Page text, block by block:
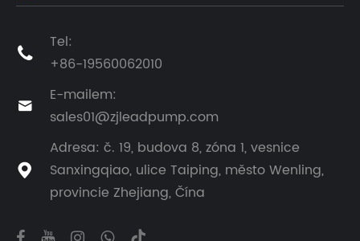

Tel:
+86-19560062010

E-mailem:
sales01@zjleadpump.com

Adresa: č. 19, budova 8, zóna 1, vesnice
Sanxingqiao, ulice Taiping, město Wenling,
provincie Zhejiang, Čína